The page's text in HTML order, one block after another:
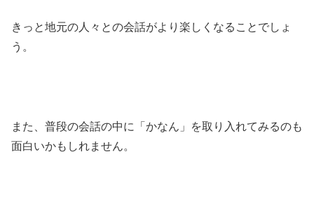
きっと地元の人々との会話がより楽しくなることでしょ
う。
また、普段の会話の中に「かなん」を取り入れてみるのも
面白いかもしれません。